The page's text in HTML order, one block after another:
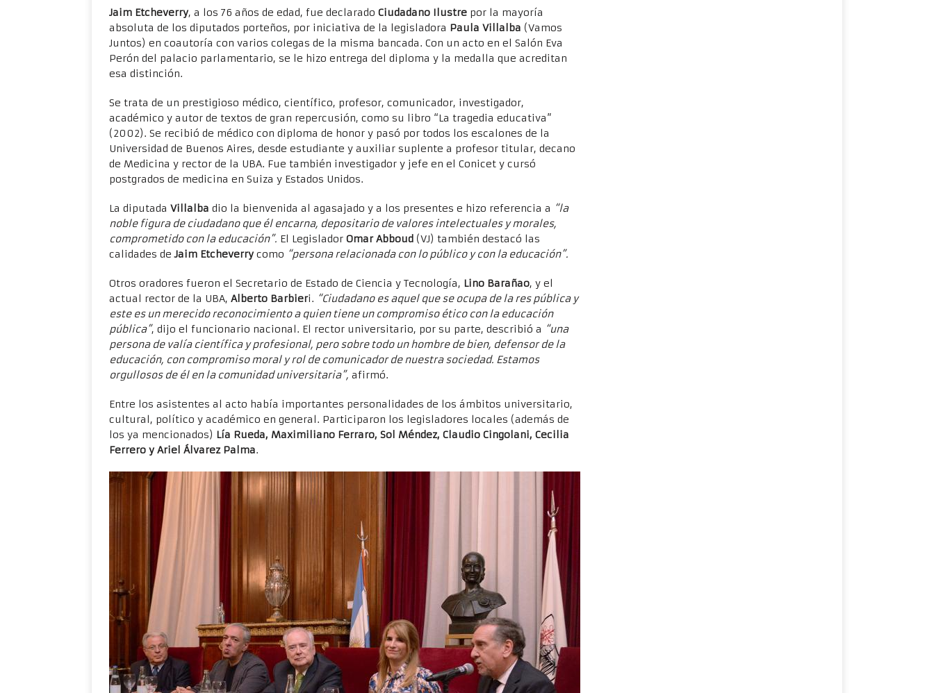
Jaim Etcheverry, a los 76 años de edad, fue declarado Ciudadano Ilustre por la mayoría
absoluta de los diputados porteños, por iniciativa de la legisladora Paula Villalba (Vamos
Juntos) en coautoría con varios colegas de la misma bancada. Con un acto en el Salón Eva
Perón del palacio parlamentario, se le hizo entrega del diploma y la medalla que acreditan
esa distinción.
Se trata de un prestigioso médico, científico, profesor, comunicador, investigador,
académico y autor de textos de gran repercusión, como su libro “La tragedia educativa”
(2002). Se recibió de médico con diploma de honor y pasó por todos los escalones de la
Universidad de Buenos Aires, desde estudiante y auxiliar suplente a profesor titular, decano
de Medicina y rector de la UBA. Fue también investigador y jefe en el Conicet y cursó
postgrados de medicina en Suiza y Estados Unidos.
La diputada Villalba dio la bienvenida al agasajado y a los presentes e hizo referencia a “la
noble figura de ciudadano que él encarna, depositario de valores intelectuales y morales,
comprometido con la educación”. El Legislador Omar Abboud (VJ) también destacó las
calidades deJaim Etcheverry como “persona relacionada con lo público y con la educación”.
Otros oradores fueron el Secretario de Estado de Ciencia y Tecnología, Lino Barañao, y el
actual rector de la UBA, Alberto Barbieri. “Ciudadano es aquel que se ocupa de la res pública y
este es un merecido reconocimiento a quien tiene un compromiso ético con la educación
pública”, dijo el funcionario nacional. El rector universitario, por su parte, describió a “una
persona de valía científica y profesional, pero sobre todo un hombre de bien, defensor de la
educación, con compromiso moral y rol de comunicador de nuestra sociedad. Estamos
orgullosos de él en la comunidad universitaria”, afirmó.
Entre los asistentes al acto había importantes personalidades de los ámbitos universitario,
cultural, político y académico en general. Participaron los legisladores locales (además de
los ya mencionados) Lía Rueda, Maximiliano Ferraro, Sol Méndez, Claudio Cingolani, Cecilia
Ferrero y Ariel Álvarez Palma.